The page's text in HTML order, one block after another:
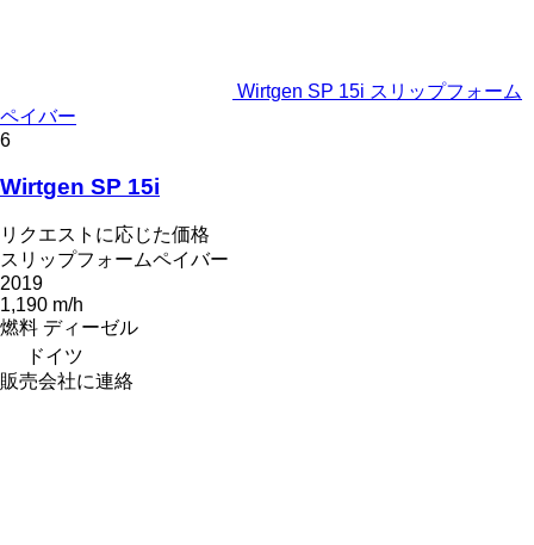
Wirtgen SP 15i スリップフォーム
ペイバー
6
Wirtgen SP 15i
リクエストに応じた価格
スリップフォームペイバー
2019
1,190 m/h
燃料 ディーゼル
ドイツ
販売会社に連絡